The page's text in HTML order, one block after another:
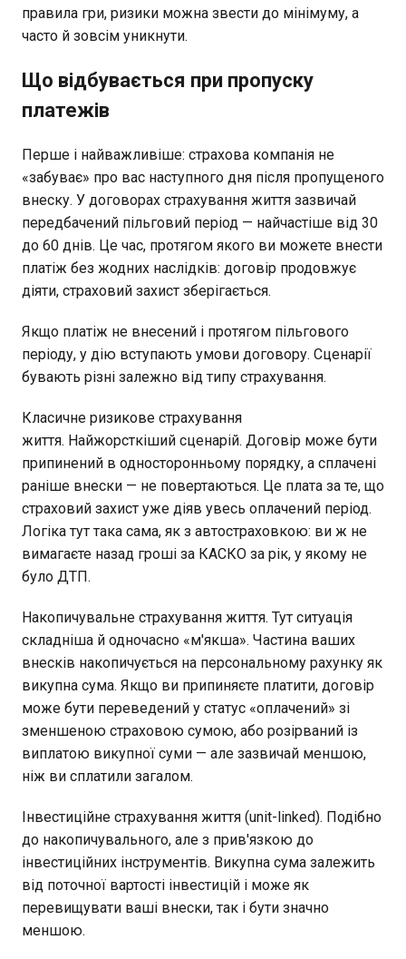
правила гри, ризики можна звести до мінімуму, а
часто й зовсім уникнути.
Що відбувається при пропуску
платежів
Перше і найважливіше: страхова компанія не
«забуває» про вас наступного дня після пропущеного
внеску. У договорах страхування життя зазвичай
передбачений пільговий період — найчастіше від 30
до 60 днів. Це час, протягом якого ви можете внести
платіж без жодних наслідків: договір продовжує
діяти, страховий захист зберігається.
Якщо платіж не внесений і протягом пільгового
періоду, у дію вступають умови договору. Сценарії
бувають різні залежно від типу страхування.
Класичне ризикове страхування
життя. Найжорсткіший сценарій. Договір може бути
припинений в односторонньому порядку, а сплачені
раніше внески — не повертаються. Це плата за те, що
страховий захист уже діяв увесь оплачений період.
Логіка тут така сама, як з автостраховкою: ви ж не
вимагаєте назад гроші за КАСКО за рік, у якому не
було ДТП.
Накопичувальне страхування життя. Тут ситуація
складніша й одночасно «м'якша». Частина ваших
внесків накопичується на персональному рахунку як
викупна сума. Якщо ви припиняєте платити, договір
може бути переведений у статус «оплачений» зі
зменшеною страховою сумою, або розірваний із
виплатою викупної суми — але зазвичай меншою,
ніж ви сплатили загалом.
Інвестиційне страхування життя (unit-linked). Подібно
до накопичувального, але з прив'язкою до
інвестиційних інструментів. Викупна сума залежить
від поточної вартості інвестицій і може як
перевищувати ваші внески, так і бути значно
меншою.